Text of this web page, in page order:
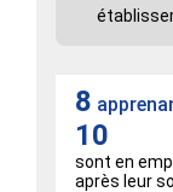
8
10
sont en
après leur